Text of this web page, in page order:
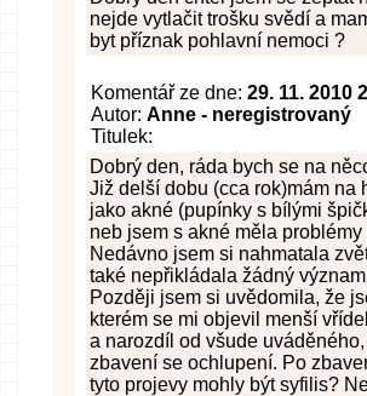
nejde vytlačit trošku svědí a
byt příznak pohlavní nemoci ?
Komentář ze dne: 29. 11. 2010
Autor: Anne - neregistrovaný
Titulek:
Dobrý den, ráda bych se na
Již delší dobu (cca rok)mám
jako akné (pupínky s bílými
neb jsem s akné měla
Nedávno jsem si nahmatala
také nepřikládala žádný
Později jsem si uvědomila, že
kterém se mi objevil menší
a narozdíl od všude
zbavení se ochlupení. Po
tyto projevy mohly být syfilis?